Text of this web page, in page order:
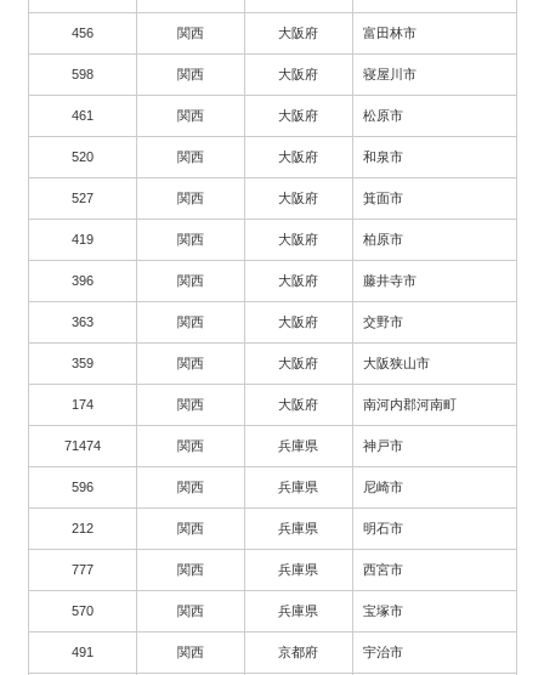
456 関西 大阪府 富田林市
598 関西 大阪府 寝屋川市
461 関西 大阪府 松原市
520 関西 大阪府 和泉市
527 関西 大阪府 箕面市
419 関西 大阪府 柏原市
396 関西 大阪府 藤井寺市
363 関西 大阪府 交野市
359 関西 大阪府 大阪狭山市
174 関西 大阪府 南河内郡河南町
71474 関西 兵庫県 神戸市
596 関西 兵庫県 尼崎市
212 関西 兵庫県 明石市
777 関西 兵庫県 西宮市
570 関西 兵庫県 宝塚市
491 関西 京都府 宇治市